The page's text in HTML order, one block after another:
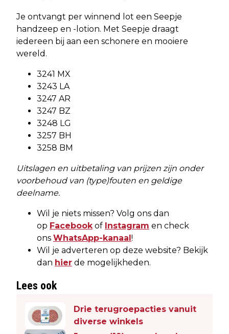
Je ontvangt per winnend lot een Seepje
handzeep en -lotion. Met Seepje draagt
iedereen bij aan een schonere en mooiere
wereld.
3241 MX
3243 LA
3247 AR
3247 BZ
3248 LG
3257 BH
3258 BM
Uitslagen en uitbetaling van prijzen zijn onder
voorbehoud van (type)fouten en geldige
deelname.
Wil je niets missen? Volg ons dan
op Facebook of Instagram en check
ons WhatsApp-kanaal!
Wil je adverteren op deze website? Bekijk
dan hier de mogelijkheden.
Lees ook
Drie terugroepacties vanuit
diverse winkels